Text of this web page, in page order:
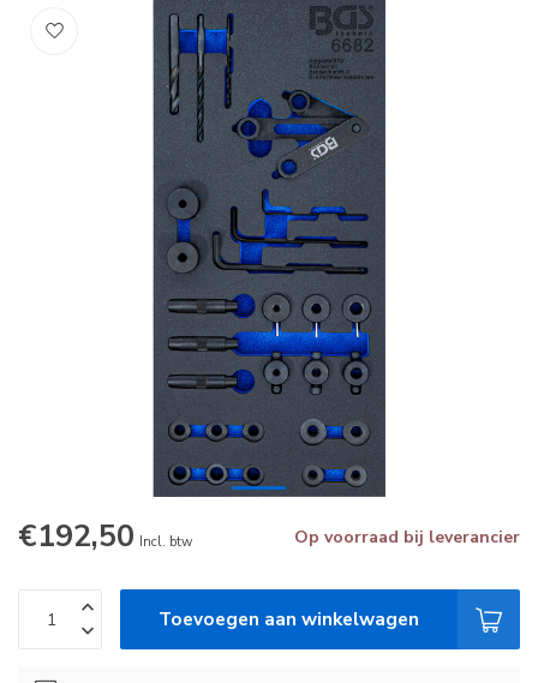
€192,50 Incl. btw Op voorraad bij leverancier
Toevoegen aan winkelwagen